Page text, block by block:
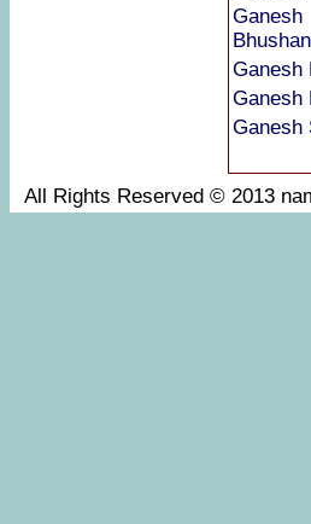
Ganesh
Ganesh
Ganesh
Ganesh
All Rights Reserved ©